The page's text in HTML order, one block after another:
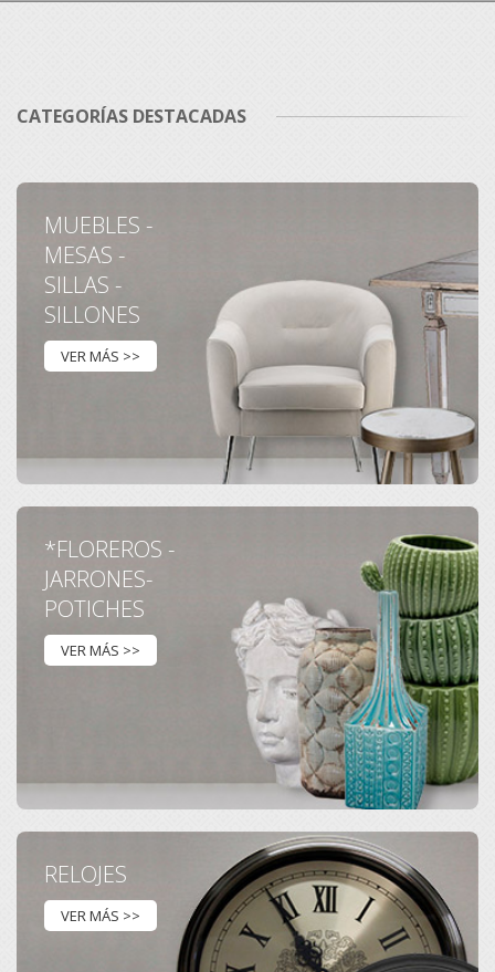
CATEGORÍAS DESTACADAS
MUEBLES -
MESAS -
SILLAS -
SILLONES
VER MÁS >>
*FLOREROS -
JARRONES-
POTICHES
VER MÁS >>
RELOJES
VER MÁS >>